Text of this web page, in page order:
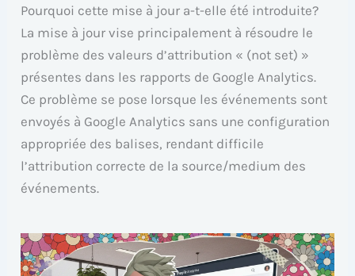
Pourquoi cette mise à jour a-t-elle été introduite?
La mise à jour vise principalement à résoudre le
problème des valeurs d’attribution « (not set) »
présentes dans les rapports de Google Analytics.
Ce problème se pose lorsque les événements sont
envoyés à Google Analytics sans une configuration
appropriée des balises, rendant difficile
l’attribution correcte de la source/medium des
événements.